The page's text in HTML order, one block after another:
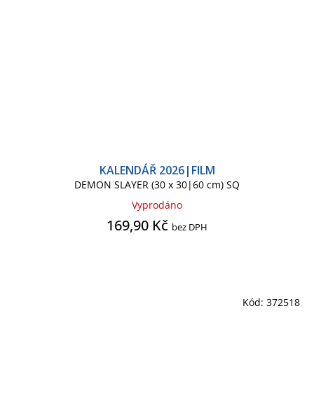
KALENDÁŘ 2026|FILM
DEMON SLAYER (30 x 30|60 cm) SQ
Vyprodáno
169,90 Kč bez DPH
Kód: 372518